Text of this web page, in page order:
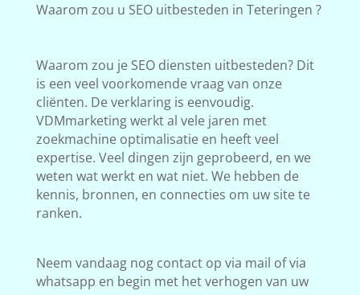
Waarom zou u SEO uitbesteden in Teteringen ?
Waarom zou je SEO diensten uitbesteden? Dit
is een veel voorkomende vraag van onze
cliënten. De verklaring is eenvoudig.
VDMmarketing werkt al vele jaren met
zoekmachine optimalisatie en heeft veel
expertise. Veel dingen zijn geprobeerd, en we
weten wat werkt en wat niet. We hebben de
kennis, bronnen, en connecties om uw site te
ranken.
Neem vandaag nog contact op via mail of via
whatsapp en begin met het verhogen van uw